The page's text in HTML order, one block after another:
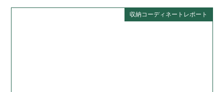
収納コーディネートレポート